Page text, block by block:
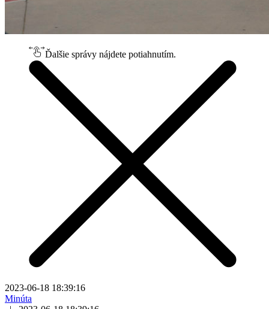
Ďalšie správy nájdete potiahnutím.
2023-06-18 18:39:16
Minúta